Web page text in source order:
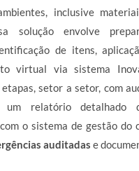
inclusive
solução envolve
de itens,
virtual via sistema
setor a setor, com
um relatório detalhado
o sistema de gestão do
auditadas e